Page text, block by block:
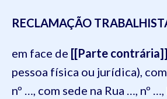
RECLAMAÇÃO
em face de [[Parte contrária]]
pessoa física ou jurídica),
nº …, com sede na Rua …, nº